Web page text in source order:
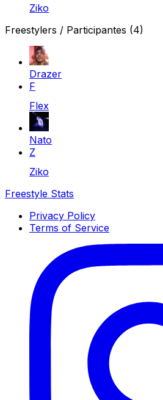
Ziko
Freestylers / Participantes (4)
Drazer
F
Flex
Nato
Z
Ziko
Freestyle Stats
Privacy Policy
Terms of Service